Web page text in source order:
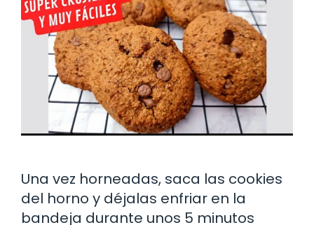
Una vez horneadas, saca las cookies
del horno y déjalas enfriar en la
bandeja durante unos 5 minutos